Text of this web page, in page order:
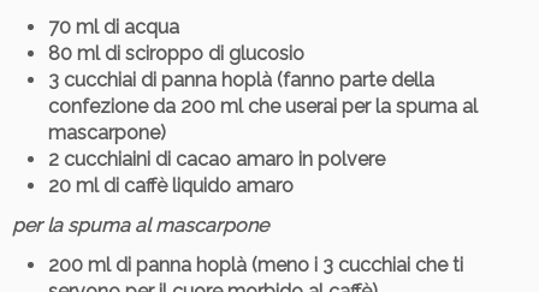
70 ml di acqua
80 ml di sciroppo di glucosio
3 cucchiai di panna hoplà (fanno parte della
confezione da 200 ml che userai per la spuma al
mascarpone)
2 cucchiaini di cacao amaro in polvere
20 ml di caffè liquido amaro
per la spuma al mascarpone
200 ml di panna hoplà (meno i 3 cucchiai che ti